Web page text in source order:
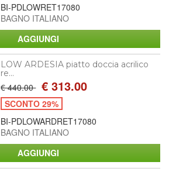
BI-PDLOWRET17080
BAGNO ITALIANO
LOW ARDESIA piatto doccia acrilico
re...
€ 440.00 € 313.00
SCONTO 29%
BI-PDLOWARDRET17080
BAGNO ITALIANO